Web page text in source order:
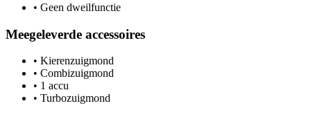
• Geen dweilfunctie
Meegeleverde accessoires
• Kierenzuigmond
• Combizuigmond
• 1 accu
• Turbozuigmond